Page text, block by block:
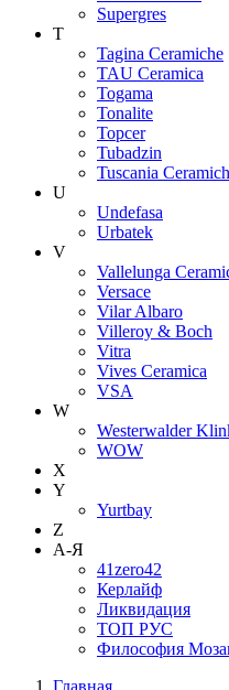
Supergres
T
Tagina Ceramiche
TAU Ceramica
Togama
Tonalite
Topcer
Tubadzin
Tuscania
U
Undefasa
Urbatek
V
Vallelunga
Versace
Vilar Albaro
Villeroy & Boch
Vitra
Vives Ceramica
VSA
W
Westerwalder
WOW
X
Y
Yurtbay
Z
А-Я
41zero42
Керлайф
Ликвидация
ТОП РУС
Философия
Главная